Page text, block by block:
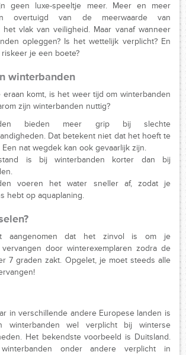
geen luxe-speeltje meer. Meer en meer
overtuigd van de meerwaarde van
vlak van veiligheid. Maar vanaf wanneer
opleggen? Is het wettelijk verplicht? En
je een boete?
winterbanden
komt, is het weer tijd om winterbanden
zijn winterbanden nuttig?
bieden meer grip bij slechte
Dat betekent niet dat het hoeft te
nat wegdek kan ook gevaarlijk zijn.
is bij winterbanden korter dan bij
voeren het water sneller af, zodat je
hebt op aquaplaning.
aangenomen dat het zinvol is om je
door winterexemplaren zodra de
7 graden zakt. Opgelet, je moet steeds alle
in verschillende andere Europese landen is
winterbanden wel verplicht bij winterse
Het bekendste voorbeeld is Duitsland.
onder andere verplicht in